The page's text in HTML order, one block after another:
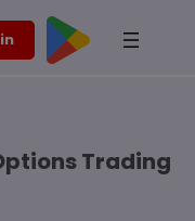
Trading
check